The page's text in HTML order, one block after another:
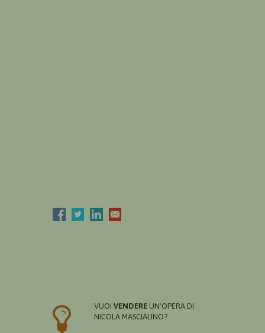
VUOI VENDERE UN'OPERA DI
NICOLA MASCIALINO?